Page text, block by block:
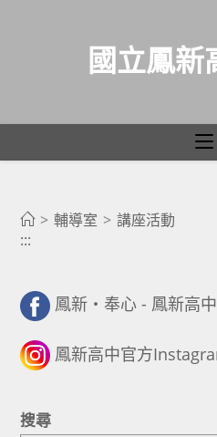
國立鳳新
> 輔導室 > 講座活動
:::
鳳新・奉心 - 鳳新高中
鳳新高中官方
搜尋